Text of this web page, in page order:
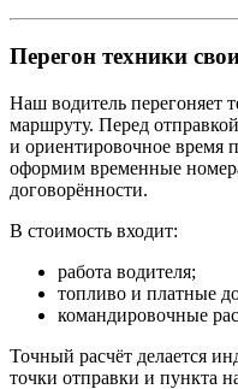
Перегон техники
Наш водитель перегоняет
маршруту. Перед
и ориентировочное время
оформим временные
договорённости.
В стоимость входит:
работа водителя;
топливо и платные
командировочные
Точный расчёт делается
точки отправки и пункта